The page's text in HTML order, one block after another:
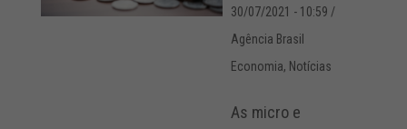
30/07/2021 - 10:59 /
Agência Brasil
Economia, Notícias
As micro e